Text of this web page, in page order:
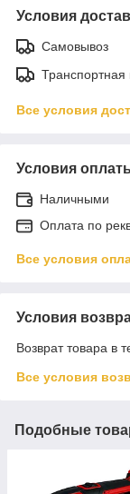
Условия
Самовывоз
Транспортная
Все условия
Условия
Наличными
Оплата по
Все условия
Условия
Возврат товара в
Все условия
Подобные